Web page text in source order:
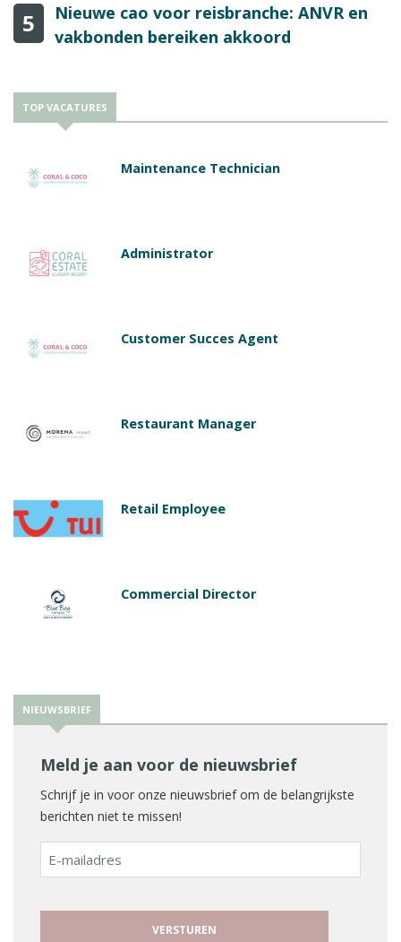
5
Nieuwe cao voor reisbranche: ANVR en
vakbonden bereiken akkoord
TOP VACATURES
Maintenance Technician
Administrator
Customer Succes Agent
Restaurant Manager
Retail Employee
Commercial Director
NIEUWSBRIEF
Meld je aan voor de nieuwsbrief
Schrijf je in voor onze nieuwsbrief om de belangrijkste
berichten niet te missen!
E-
mailadres